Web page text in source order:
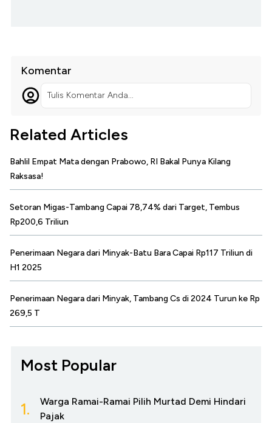
Komentar
Tulis Komentar Anda...
Related Articles
Bahlil Empat Mata dengan Prabowo, RI Bakal Punya Kilang
Raksasa!
Setoran Migas-Tambang Capai 78,74% dari Target, Tembus
Rp200,6 Triliun
Penerimaan Negara dari Minyak-Batu Bara Capai Rp117 Triliun di
H1 2025
Penerimaan Negara dari Minyak, Tambang Cs di 2024 Turun ke Rp
269,5 T
Most Popular
1.
Warga Ramai-Ramai Pilih Murtad Demi Hindari
Pajak